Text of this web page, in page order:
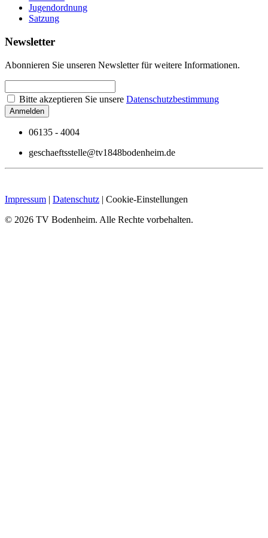
Jugendordnung
Satzung
Newsletter
Abonnieren Sie unseren Newsletter für weitere Informationen.
Bitte akzeptieren Sie unsere Datenschutzbestimmung
06135 - 4004
geschaeftsstelle@tv1848bodenheim.de
Impressum | Datenschutz | Cookie-Einstellungen
© 2026 TV Bodenheim. Alle Rechte vorbehalten.